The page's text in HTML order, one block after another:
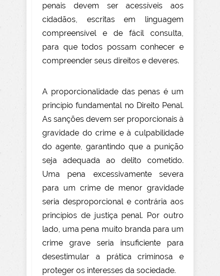
penais devem ser acessíveis aos
cidadãos, escritas em linguagem
compreensível e de fácil consulta,
para que todos possam conhecer e
compreender seus direitos e deveres.
A proporcionalidade das penas é um
princípio fundamental no Direito Penal.
As sanções devem ser proporcionais à
gravidade do crime e à culpabilidade
do agente, garantindo que a punição
seja adequada ao delito cometido.
Uma pena excessivamente severa
para um crime de menor gravidade
seria desproporcional e contrária aos
princípios de justiça penal. Por outro
lado, uma pena muito branda para um
crime grave seria insuficiente para
desestimular a prática criminosa e
proteger os interesses da sociedade.